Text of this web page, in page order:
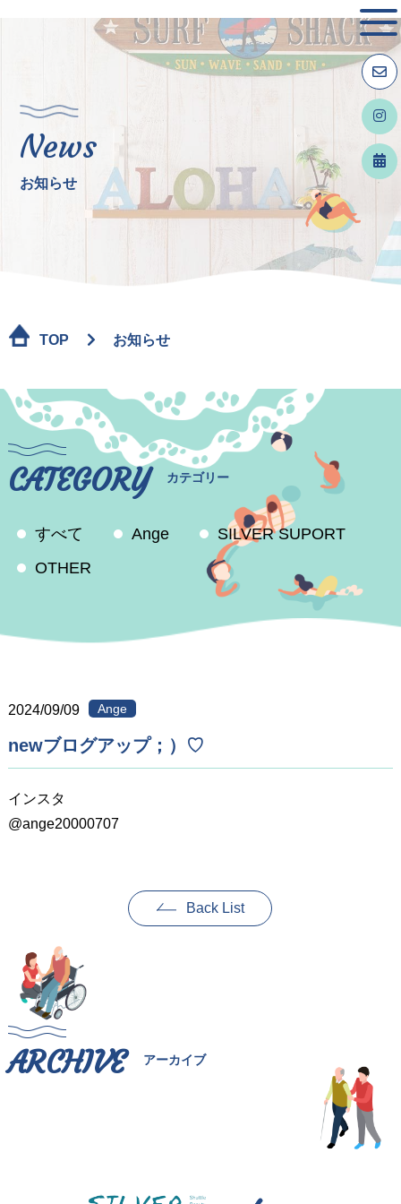
News
お知らせ
TOP お知らせ
CATEGORY カテゴリー
すべて Ange
SILVER SUPORT
OTHER
2024/09/09 Ange
newブログアップ；）♡
インスタ
@ange20000707
Back List
ARCHIVE アーカイブ